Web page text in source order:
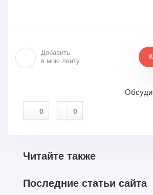
Добавить
в мою ленту
0 0
Читайте также
Последние статьи сайта